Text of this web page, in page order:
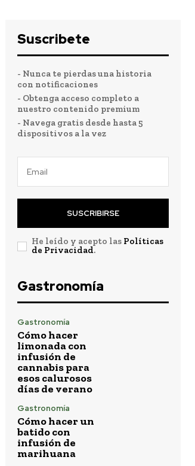
Suscribete
- Nunca te pierdas una historia
con notificaciones
- Obtenga acceso completo a
nuestro contenido premium
- Navega gratis desde hasta 5
dispositivos a la vez
SUSCRIBIRSE
He leído y acepto las Políticas
de Privacidad.
Gastronomía
Gastronomía
Cómo hacer
limonada con
infusión de
cannabis para
esos calurosos
días de verano
Gastronomía
Cómo hacer un
batido con
infusión de
marihuana